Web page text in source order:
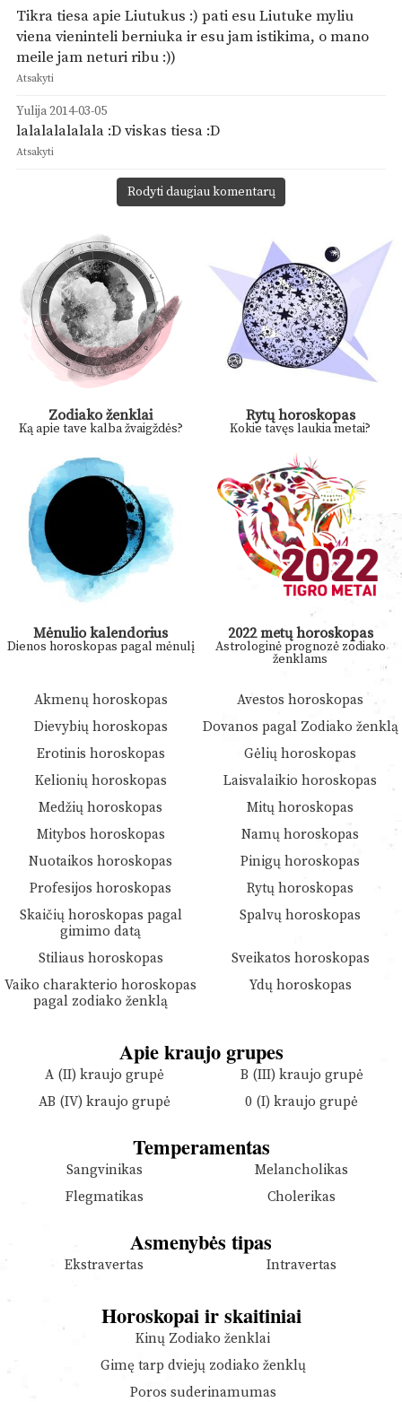
Tikra tiesa apie Liutukus :) pati esu Liutuke myliu
viena vieninteli berniuka ir esu jam istikima, o mano
meile jam neturi ribu :))
Atsakyti
Yulija2014-03-05
lalalalalalala :D viskas tiesa :D
Atsakyti
Rodyti daugiau komentarų
Zodiako ženklai
Ką apie tave kalba žvaigždės?
Rytų horoskopas
Kokie tavęs laukia metai?
Mėnulio kalendorius
Dienos horoskopas pagal mėnulį
2022 metų horoskopas
Astrologinė prognozė zodiako
ženklams
Akmenų horoskopas
Avestos horoskopas
Dievybių horoskopas
Dovanos pagal Zodiako ženklą
Erotinis horoskopas
Gėlių horoskopas
Kelionių horoskopas
Laisvalaikio horoskopas
Medžių horoskopas
Mitų horoskopas
Mitybos horoskopas
Namų horoskopas
Nuotaikos horoskopas
Pinigų horoskopas
Profesijos horoskopas
Rytų horoskopas
Skaičių horoskopas pagal
gimimo datą
Spalvų horoskopas
Stiliaus horoskopas
Sveikatos horoskopas
Vaiko charakterio horoskopas
pagal zodiako ženklą
Ydų horoskopas
Apie kraujo grupes
A (II) kraujo grupė
B (III) kraujo grupė
AB (IV) kraujo grupė
0 (I) kraujo grupė
Temperamentas
Sangvinikas
Melancholikas
Flegmatikas
Cholerikas
Asmenybės tipas
Ekstravertas Intravertas
Horoskopai ir skaitiniai
Kinų Zodiako ženklai
Gimę tarp dviejų zodiako ženklų
Poros suderinamumas